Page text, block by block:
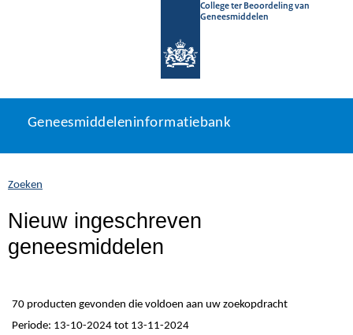
College ter Beoordeling van
Geneesmiddelen
naar
Geneesmiddeleninformatiebank
U
zich
hier:
Geneesmiddeleninformatiebank
Zoeken
Nieuw ingeschreven
geneesmiddelen
70 producten gevonden die voldoen aan uw zoekopdracht
Periode: 13-10-2024 tot 13-11-2024